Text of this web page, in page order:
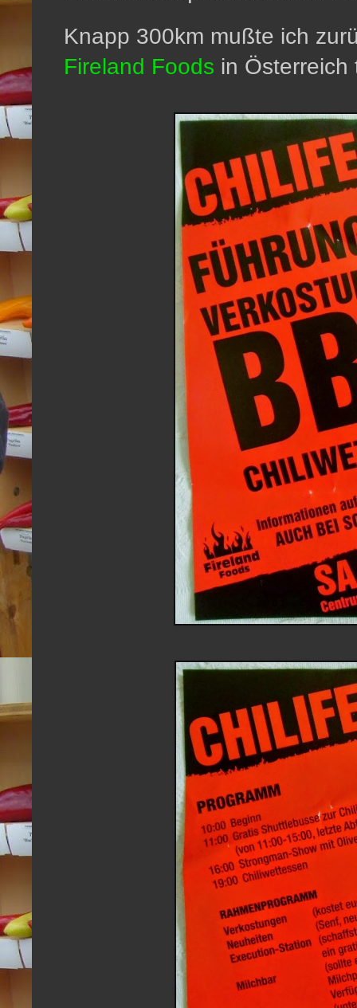
Knapp 300km mußte ich
Fireland Foods in Österreich